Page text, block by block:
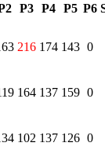
P3 P4 P5 P6
216 174 143 0
164 137 159 0
102 137 126 0